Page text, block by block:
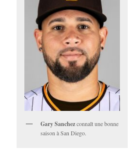
Gary Sanchezconnaît une bonne
saison à San Diego.